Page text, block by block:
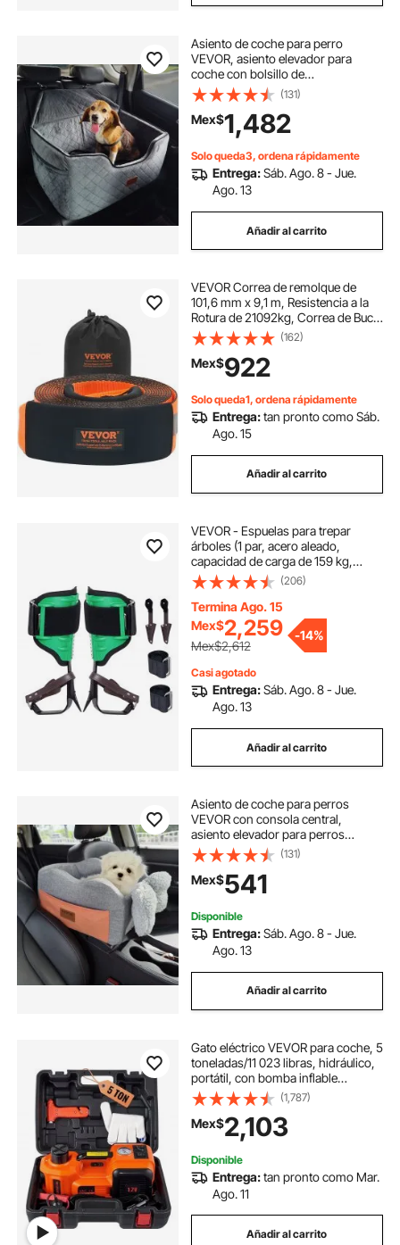
Asiento de coche para perro
VEVOR, asiento elevador para
coche con bolsillo de
almacenamiento, correa de
seguridad con clip, relleno de
esponja, cama para coche para
perros medianos y grandes de
hasta 25 kg, gris
(131)
Mex$1,482
Solo queda3, ordena rápidamente
Entrega:Sáb. Ago. 8 - Jue.
Ago. 13
Añadir al carrito
VEVOR Correa de remolque de
101,6 mm x 9,1 m, Resistencia a la
Rotura de 21092kg, Correa de Bucle
Triplemente Reforzada con Fundas
Protectoras y Bolsa de
Almacenamiento para
Recuperación Todoterreno
(162)
Mex$922
Solo queda1, ordena rápidamente
Entrega:tan pronto como Sáb.
Ago. 15
Añadir al carrito
VEVOR - Espuelas para trepar
árboles (1 par, acero aleado,
capacidad de carga de 159 kg,
incluye correas y protectores de
espiga), equipo de arboricultura
para trepar, cazar y recolectar fruta,
color verde
(206)
Termina Ago. 15
Mex$2,259
Mex$2,612
-14%
Casi agotado
Entrega:Sáb. Ago. 8 - Jue.
Ago. 13
Añadir al carrito
Asiento de coche para perros
VEVOR con consola central,
asiento elevador para perros
pequeños, asiento para mascotas
con reposabrazos, correa con clip,
correas ajustables, soporta hasta
3,6 kg, gris oscuro
(131)
Mex$541
Disponible
Entrega:Sáb. Ago. 8 - Jue.
Ago. 13
Añadir al carrito
Gato eléctrico VEVOR para coche, 5
toneladas/11 023 libras, hidráulico,
portátil, con bomba inflable
integrada y luz LED, ideal para SUV,
MPV, sedán, camión, cambio de
neumáticos, reparación de garaje.
(1,787)
Mex$2,103
Disponible
Entrega:tan pronto como Mar.
Ago. 11
Añadir al carrito